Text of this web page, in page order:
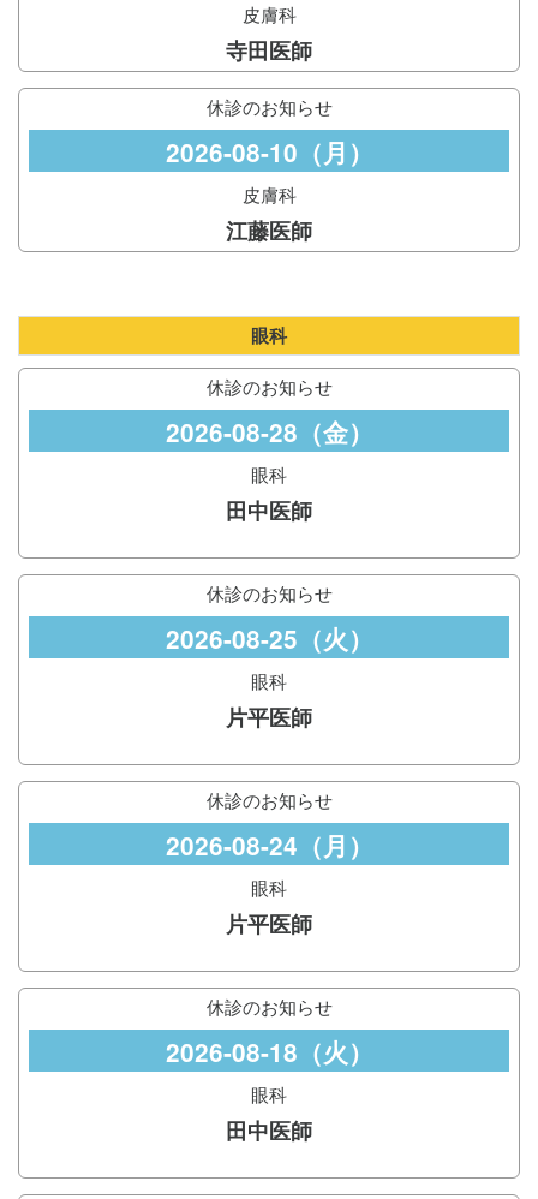
皮膚科
寺田医師
休診のお知らせ
2026-08-10（月）
皮膚科
江藤医師
眼科
休診のお知らせ
2026-08-28（金）
眼科
田中医師
休診のお知らせ
2026-08-25（火）
眼科
片平医師
休診のお知らせ
2026-08-24（月）
眼科
片平医師
休診のお知らせ
2026-08-18（火）
眼科
田中医師